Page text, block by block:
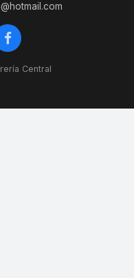
Central